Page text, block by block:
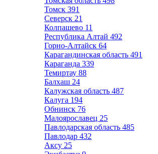
Томск 391
Северск 21
Колпашево 11
Республика Алтай 492
Горно-Алтайск 64
Карагандинская область 491
Караганда 339
Темиртау 88
Балхаш 24
Калужская область 487
Калуга 194
Обнинск 76
Малоярославец 25
Павлодарская область 485
Павлодар 432
Аксу 25